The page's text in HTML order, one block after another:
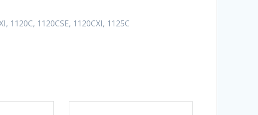
1120C, 1120CSE, 1120CXI, 1125C